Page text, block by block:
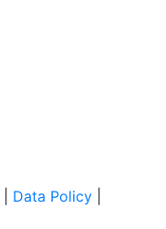
Data Policy